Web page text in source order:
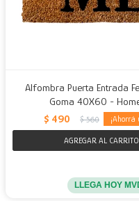
Alfombra Puerta Entrada
Goma 40X60 -
$ 490 $ 560
LLEGA HOY